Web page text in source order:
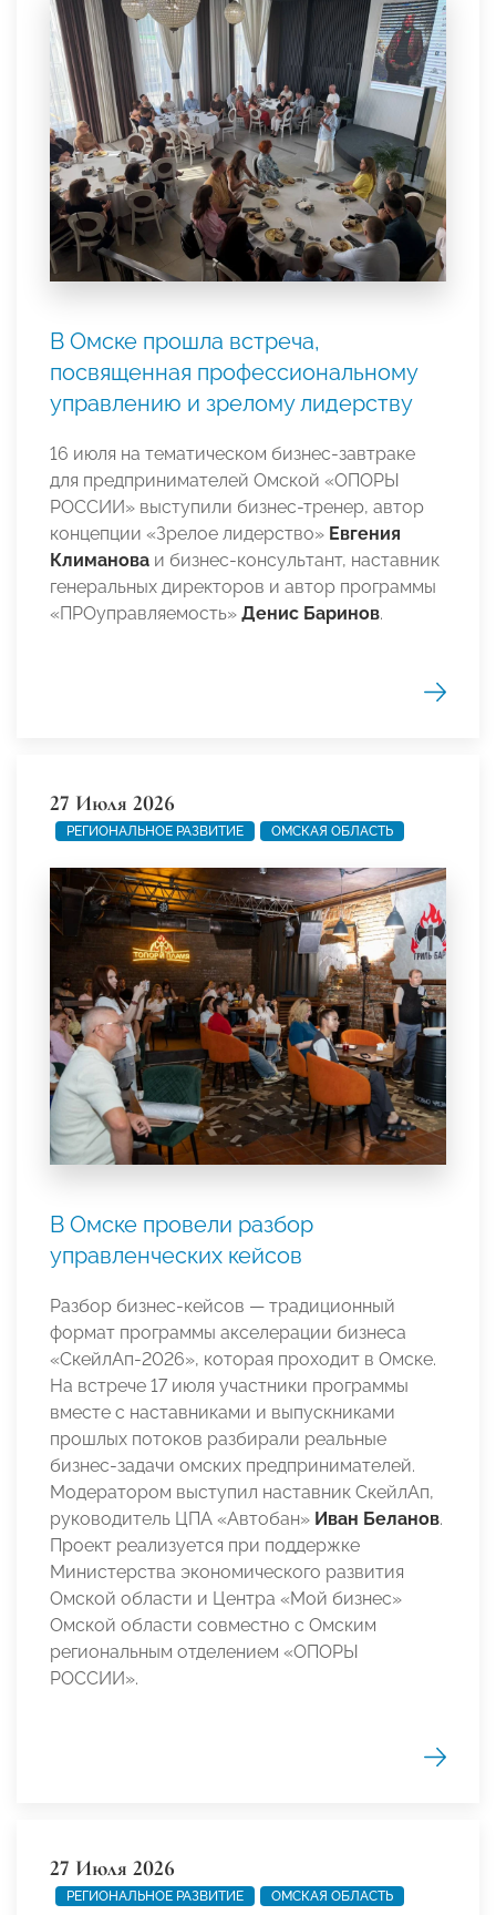
В Омске прошла встреча,
посвященная профессиональному
управлению и зрелому лидерству
16 июля на тематическом бизнес-завтраке
для предпринимателей Омской «ОПОРЫ
РОССИИ» выступили бизнес-тренер, автор
концепции «Зрелое лидерство» Евгения
Климанова и бизнес-консультант, наставник
генеральных директоров и автор программы
«ПРОуправляемость» Денис Баринов.
27 Июля 2026
РЕГИОНАЛЬНОЕ РАЗВИТИЕ ОМСКАЯ ОБЛАСТЬ
В Омске провели разбор
управленческих кейсов
Разбор бизнес-кейсов — традиционный
формат программы акселерации бизнеса
«СкейлАп-2026», которая проходит в Омске.
На встрече 17 июля участники программы
вместе с наставниками и выпускниками
прошлых потоков разбирали реальные
бизнес-задачи омских предпринимателей.
Модератором выступил наставник СкейлАп,
руководитель ЦПА «Автобан» Иван Беланов.
Проект реализуется при поддержке
Министерства экономического развития
Омской области и Центра «Мой бизнес»
Омской области совместно с Омским
региональным отделением «ОПОРЫ
РОССИИ».
27 Июля 2026
РЕГИОНАЛЬНОЕ РАЗВИТИЕ ОМСКАЯ ОБЛАСТЬ